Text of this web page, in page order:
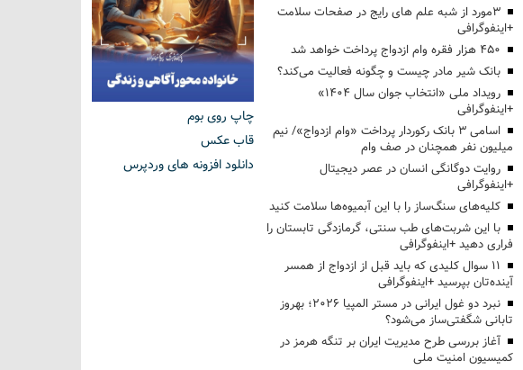
3مورد از شبه علم های رایج در صفحات سلامت
+اینفوگرافی
۴۵۰ هزار فقره وام ازدواج پرداخت خواهد شد
بانک شیر مادر چیست و چگونه فعالیت می‌کند؟
رویداد ملی «انتخاب جوان سال ۱۴۰۴»
+اینفوگرافی
اسامی ۳ بانک رکوردار پرداخت «وام ازدواج»/ نیم
میلیون نفر همچنان در صف وام
روایت دوگانگی انسان در عصر دیجیتال
+اینفوگرافی
کلیه‌های سنگ‌ساز را با این آبمیوه‌ها سلامت کنید
با این شربت‌های طب سنتی، گرمازدگی تابستان را
فراری دهید +اینفوگرافی
۱۱ سوال کلیدی که باید قبل از ازدواج از همسر
آینده‌تان بپرسید +اینفوگرافی
نبرد دو غول ایرانی در مستر المپیا ۲۰۲۶؛ بهروز
تابانی شگفتی‌ساز می‌شود؟
آغاز بررسی طرح مدیریت ایران بر تنگه هرمز در
کمیسیون امنیت ملی
چاپ روی بوم
قاب عکس
دانلود افزونه های وردپرس